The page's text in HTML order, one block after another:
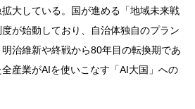
大している。国が進める「地域未来戦
が始動しており、自治体独自のプラン
治維新や終戦から80年目の転換期であ
産業がAIを使いこなす「AI大国」への